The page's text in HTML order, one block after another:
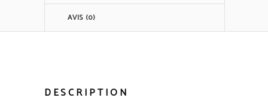
AVIS (0)
DESCRIPTION